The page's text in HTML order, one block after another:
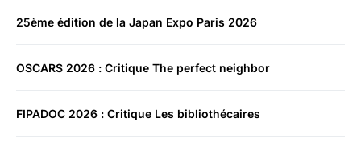
25ème édition de la Japan Expo Paris 2026
OSCARS 2026 : Critique The perfect neighbor
FIPADOC 2026 : Critique Les bibliothécaires